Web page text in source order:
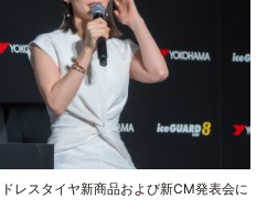
レスタイヤ新商品および新CM発表会に